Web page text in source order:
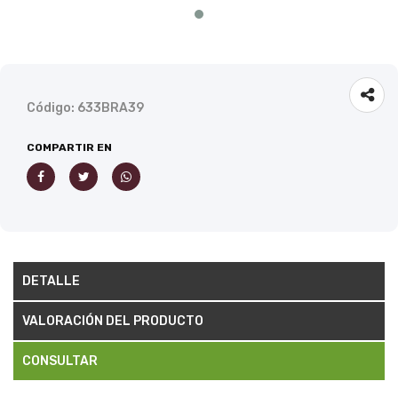
Código: 633BRA39
COMPARTIR EN
DETALLE
VALORACIÓN DEL PRODUCTO
CONSULTAR